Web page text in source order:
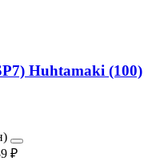
Huhtamaki (100)
₽